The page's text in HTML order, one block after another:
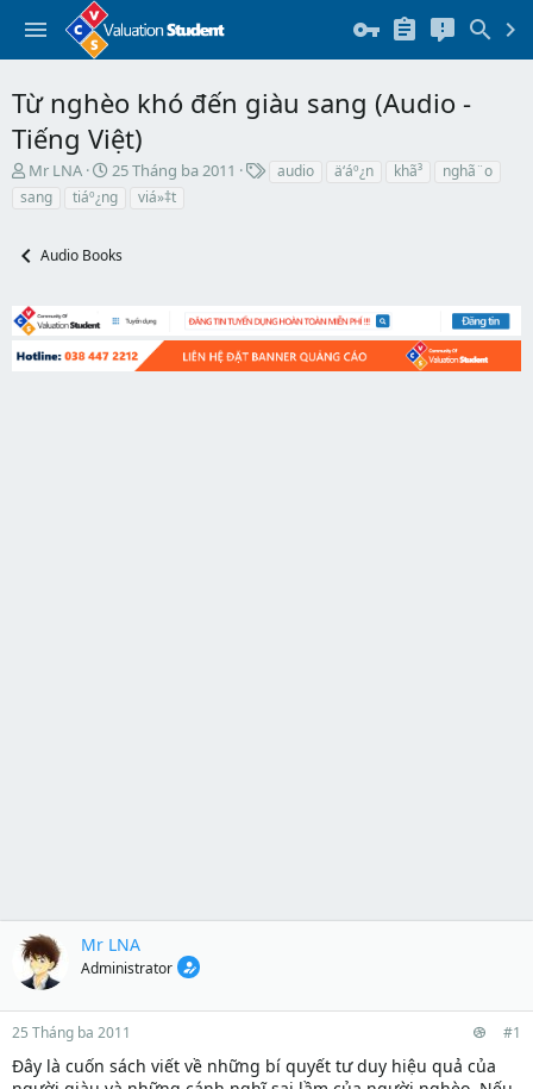
Từ nghèo khó đến giàu sang (Audio -
Tiếng Việt)
T
h
a
t
a
r
Mr LNA
N
g
à
b
đ
u
25 Tháng ba 2011 audio ä‘áº¿n khã³
nghã¨o
sang
tiáº¿ng viá»‡t
Audio Books
Mr LNA
Administrator
25 Tháng ba 2011 #1
Đây là cuốn sách viết về những bí quyết tư duy hiệu quả của